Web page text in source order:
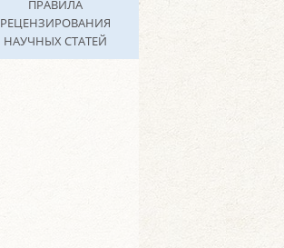
ПРАВИЛА
РЕЦЕНЗИРОВАНИЯ
НАУЧНЫХ СТАТЕЙ